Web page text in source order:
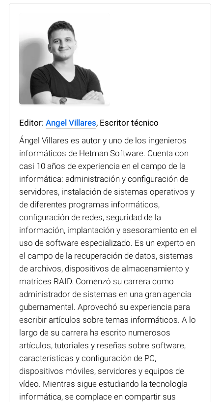
Editor: Angel Villares, Escritor técnico
Ángel Villares es autor y uno de los ingenieros
informáticos de Hetman Software. Cuenta con
casi 10 años de experiencia en el campo de la
informática: administración y configuración de
servidores, instalación de sistemas operativos y
de diferentes programas informáticos,
configuración de redes, seguridad de la
información, implantación y asesoramiento en el
uso de software especializado. Es un experto en
el campo de la recuperación de datos, sistemas
de archivos, dispositivos de almacenamiento y
matrices RAID. Comenzó su carrera como
administrador de sistemas en una gran agencia
gubernamental. Aprovechó su experiencia para
escribir artículos sobre temas informáticos. A lo
largo de su carrera ha escrito numerosos
artículos, tutoriales y reseñas sobre software,
características y configuración de PC,
dispositivos móviles, servidores y equipos de
vídeo. Mientras sigue estudiando la tecnología
informática, se complace en compartir sus